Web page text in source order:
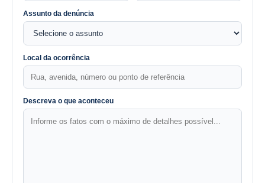
Assunto da denúncia
Local da ocorrência
Descreva o que aconteceu